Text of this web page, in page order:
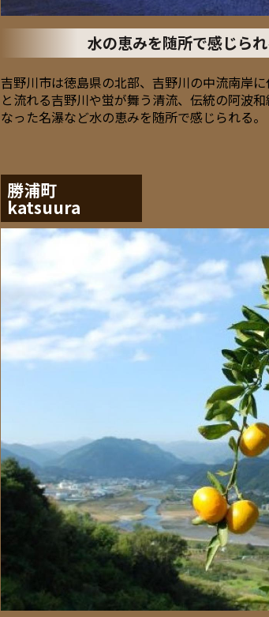
水の恵みを随所で感じら
吉野川市は徳島県の北部、吉野川の中流南岸
と流れる吉野川や蛍が舞う清流、伝統の阿波
なった名瀑など水の恵みを随所で感じられる。
勝浦町
katsuura